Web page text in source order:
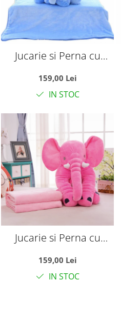
Jucarie si Perna cu
Elefantul Puffy Bleu
159,00 Lei
IN STOC
Jucarie si Perna cu
Elefantul Puffy Roz
159,00 Lei
IN STOC